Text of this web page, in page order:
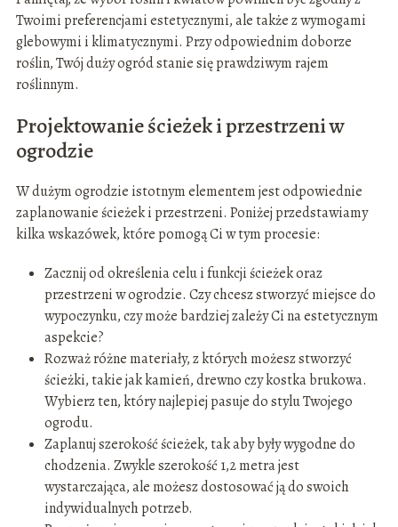
Twoimi preferencjami estetycznymi, ale także z wymogami
glebowymi i klimatycznymi. Przy odpowiednim doborze
roślin, Twój duży ogród stanie się prawdziwym rajem
roślinnym.
Projektowanie ścieżek i przestrzeni w
ogrodzie
W dużym ogrodzie istotnym elementem jest odpowiednie
zaplanowanie ścieżek i przestrzeni. Poniżej przedstawiamy
kilka wskazówek, które pomogą Ci w tym procesie:
Zacznij od określenia celu i funkcji ścieżek oraz
przestrzeni w ogrodzie. Czy chcesz stworzyć miejsce do
wypoczynku, czy może bardziej zależy Ci na estetycznym
aspekcie?
Rozważ różne materiały, z których możesz stworzyć
ścieżki, takie jak kamień, drewno czy kostka brukowa.
Wybierz ten, który najlepiej pasuje do stylu Twojego
ogrodu.
Zaplanuj szerokość ścieżek, tak aby były wygodne do
chodzenia. Zwykle szerokość 1,2 metra jest
wystarczająca, ale możesz dostosować ją do swoich
indywidualnych potrzeb.